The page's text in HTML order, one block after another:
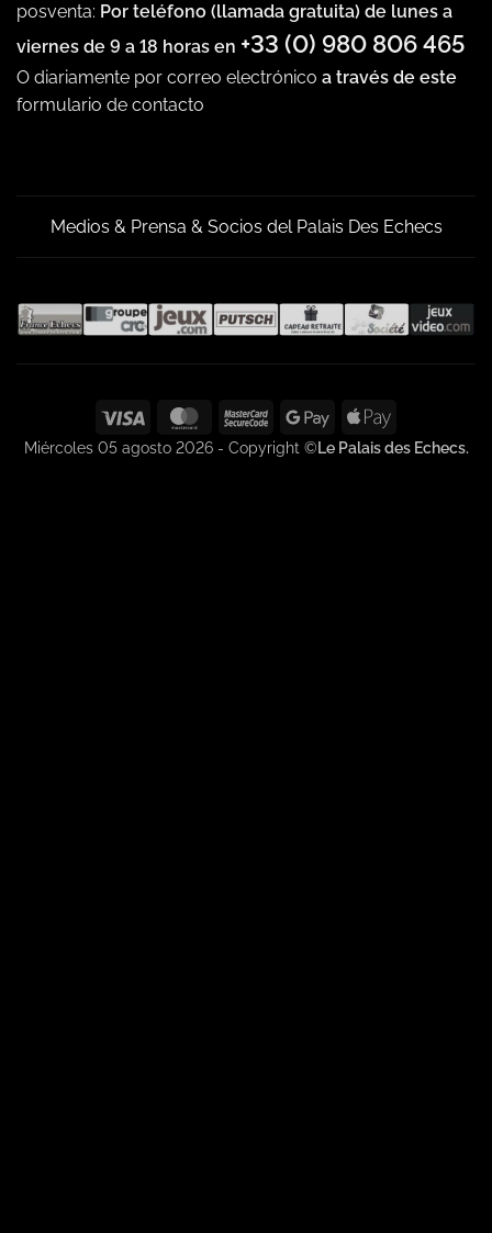
posventa: Por teléfono (llamada gratuita) de lunes a
viernes de 9 a 18 horas en +33 (0) 980 806 465
O diariamente por correo electrónico a través de este
formulario de contacto
Medios & Prensa & Socios del Palais Des Echecs
Visa MasterCardMasterCard
2
Google
Pay
Apple
Pay
Miércoles 05 agosto 2026 - Copyright ©Le Palais des Echecs.